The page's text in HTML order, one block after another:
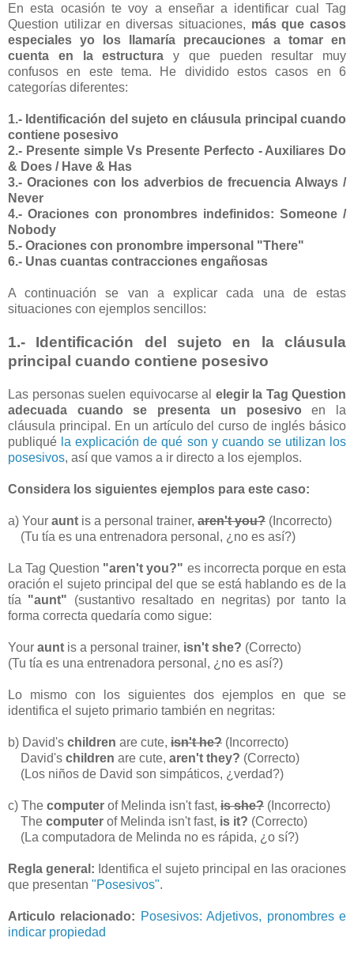
En esta ocasión te voy a enseñar a identificar cual Tag
Question utilizar en diversas situaciones, más que casos
especiales yo los llamaría precauciones a tomar en
cuenta en la estructura y que pueden resultar muy
confusos en este tema. He dividido estos casos en 6
categorías diferentes:
1.- Identificación del sujeto en cláusula principal cuando
contiene posesivo
2.- Presente simple Vs Presente Perfecto - Auxiliares Do
& Does / Have & Has
3.- Oraciones con los adverbios de frecuencia Always /
Never
4.- Oraciones con pronombres indefinidos: Someone /
Nobody
5.- Oraciones con pronombre impersonal "There"
6.- Unas cuantas contracciones engañosas
A continuación se van a explicar cada una de estas
situaciones con ejemplos sencillos:
1.- Identificación del sujeto en la cláusula
principal cuando contiene posesivo
Las personas suelen equivocarse al elegir la Tag Question
adecuada cuando se presenta un posesivo en la
cláusula principal. En un artículo del curso de inglés básico
publiqué la explicación de qué son y cuando se utilizan los
posesivos, así que vamos a ir directo a los ejemplos.
Considera los siguientes ejemplos para este caso:
a) Your aunt is a personal trainer, aren't you? (Incorrecto)
(Tu tía es una entrenadora personal, ¿no es así?)
La Tag Question "aren't you?" es incorrecta porque en esta
oración el sujeto principal del que se está hablando es de la
tía "aunt" (sustantivo resaltado en negritas) por tanto la
forma correcta quedaría como sigue:
Your aunt is a personal trainer, isn't she? (Correcto)
(Tu tía es una entrenadora personal, ¿no es así?)
Lo mismo con los siguientes dos ejemplos en que se
identifica el sujeto primario también en negritas:
b) David's children are cute, isn't he? (Incorrecto)
David's children are cute, aren't they? (Correcto)
(Los niños de David son simpáticos, ¿verdad?)
c) The computer of Melinda isn't fast, is she? (Incorrecto)
The computer of Melinda isn't fast, is it? (Correcto)
(La computadora de Melinda no es rápida, ¿o sí?)
Regla general: Identifica el sujeto principal en las oraciones
que presentan "Posesivos".
Articulo relacionado: Posesivos: Adjetivos, pronombres e
indicar propiedad